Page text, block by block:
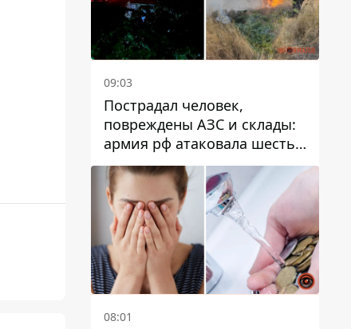
09:03
Пострадал человек,
повреждены АЗС и склады:
армия рф атаковала шесть
районов Днепропетровской
области
08:01